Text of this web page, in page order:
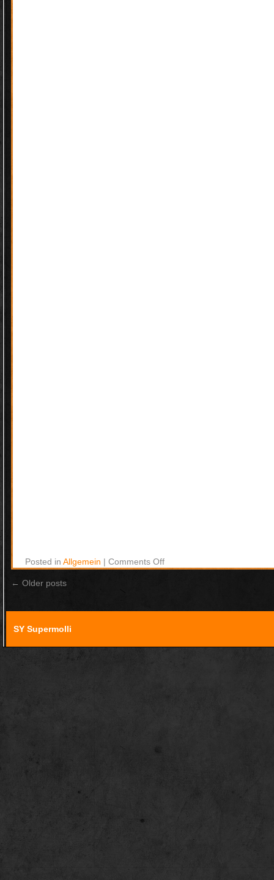
Posted in Allgemein | Comments Off
← Older posts
SY Supermolli